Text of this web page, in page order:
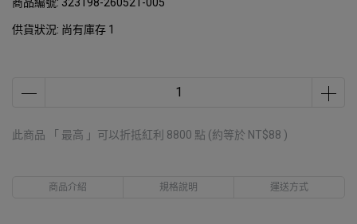
供貨狀況: 尚有庫存 1
此商品 「 最高 」可以折抵紅利 8800 點 (約等於 NT$88 )
商品介紹 規格說明 運送方式